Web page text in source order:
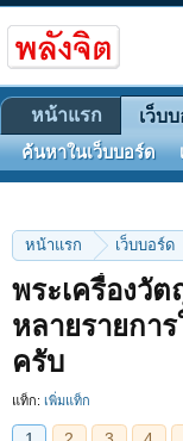
หน้าแรก เว็บบอร์ด
พระเครื่องวั
หลายรายกา
ครับ
แท็ก: เพิ่มแท็ก
หน้าแรก เว็บ
ค้นหาในเว็บบอร์ด